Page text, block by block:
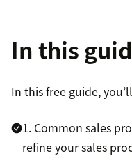
In this
In this free guide,
1. Common sales
refine your sales